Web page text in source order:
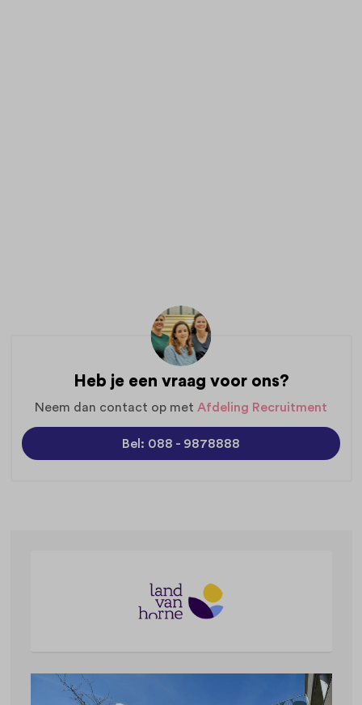
Heb je een vraag voor ons?
Neem dan contact op met Afdeling Recruitment
Bel: 088 - 9878888